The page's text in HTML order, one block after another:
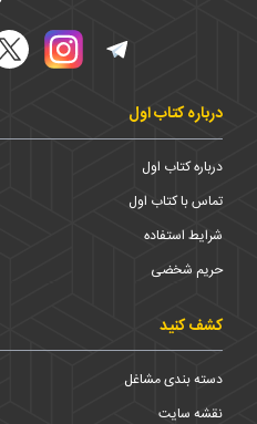
درباره کتاب اول
درباره کتاب اول
تماس با کتاب اول
شرایط استفاده
حریم شخضی
کشف کنید
دسته بندی مشاغل
نقشه سایت